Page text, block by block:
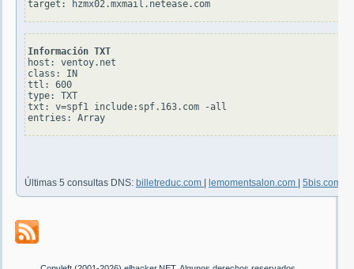
Información TXT
host: ventoy.net
class: IN
ttl: 600
type: TXT
txt: v=spf1 include:spf.163.com -all
Últimas 5 consultas DNS: billetreduc.com lemomentsalon.com 5bis.com